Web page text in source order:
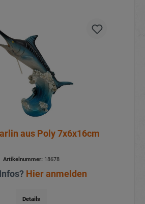
aus Poly 7x6x16cm
Artikelnummer:18678
Hier anmelden
Details